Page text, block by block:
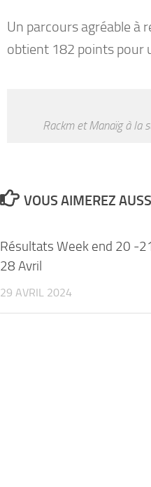
Un parcours agréable à
obtient 182 points pour
Rackm et Manaïg à la
VOUS AIMEREZ
Résultats Week end 20 -
28 Avril
29 AVRIL 2024